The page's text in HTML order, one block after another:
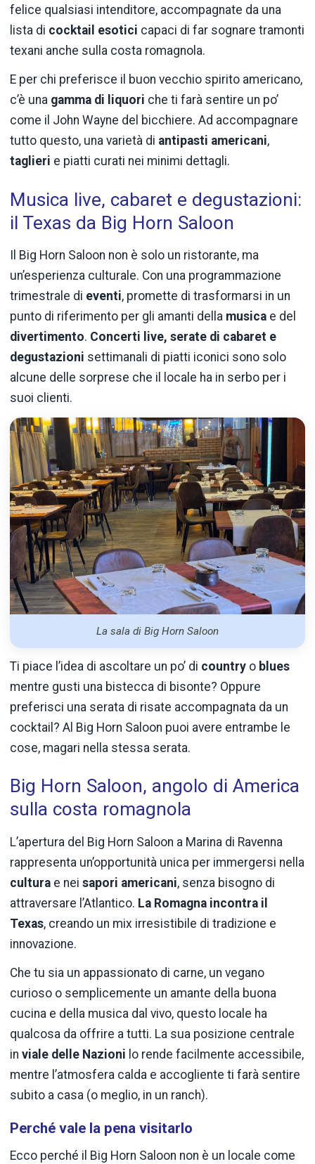
felice qualsiasi intenditore, accompagnate da una
lista di cocktail esotici capaci di far sognare tramonti
texani anche sulla costa romagnola.
E per chi preferisce il buon vecchio spirito americano,
c’è una gamma di liquori che ti farà sentire un po’
come il John Wayne del bicchiere. Ad accompagnare
tutto questo, una varietà di antipasti americani,
taglieri e piatti curati nei minimi dettagli.
Musica live, cabaret e degustazioni:
il Texas da Big Horn Saloon
Il Big Horn Saloon non è solo un ristorante, ma
un’esperienza culturale. Con una programmazione
trimestrale di eventi, promette di trasformarsi in un
punto di riferimento per gli amanti della musica e del
divertimento. Concerti live, serate di cabaret e
degustazioni settimanali di piatti iconici sono solo
alcune delle sorprese che il locale ha in serbo per i
suoi clienti.
La sala di Big Horn Saloon
Ti piace l’idea di ascoltare un po’ di country o blues
mentre gusti una bistecca di bisonte? Oppure
preferisci una serata di risate accompagnata da un
cocktail? Al Big Horn Saloon puoi avere entrambe le
cose, magari nella stessa serata.
Big Horn Saloon, angolo di America
sulla costa romagnola
L’apertura del Big Horn Saloon a Marina di Ravenna
rappresenta un’opportunità unica per immergersi nella
cultura e nei sapori americani, senza bisogno di
attraversare l’Atlantico. La Romagna incontra il
Texas, creando un mix irresistibile di tradizione e
innovazione.
Che tu sia un appassionato di carne, un vegano
curioso o semplicemente un amante della buona
cucina e della musica dal vivo, questo locale ha
qualcosa da offrire a tutti. La sua posizione centrale
in viale delle Nazioni lo rende facilmente accessibile,
mentre l’atmosfera calda e accogliente ti farà sentire
subito a casa (o meglio, in un ranch).
Perché vale la pena visitarlo
Ecco perché il Big Horn Saloon non è un locale come